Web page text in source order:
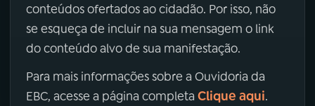
conteúdos ofertados ao cidadão. Por isso, não
se esqueça de incluir na sua mensagem o link
do conteúdo alvo de sua manifestação.
Para mais informações sobre a Ouvidoria da
EBC, acesse a página completa Clique aqui.